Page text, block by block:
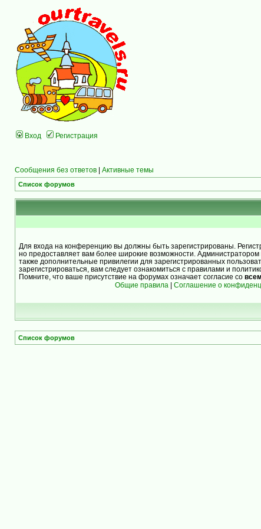
Вход Регистрация
Сообщения без ответов | Активные темы
Список форумов
Для входа на конференцию вы должны быть зарегистрированы.
но предоставляет вам более широкие возможности.
также дополнительные привилегии для зарегистрированных
зарегистрироваться, вам следует ознакомиться с правилами и
Помните, что ваше присутствие на форумах означает согласие со
Общие правила | Соглашение о
Список форумов